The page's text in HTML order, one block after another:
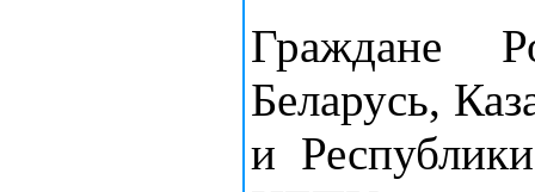
Граждане
Беларусь,
и